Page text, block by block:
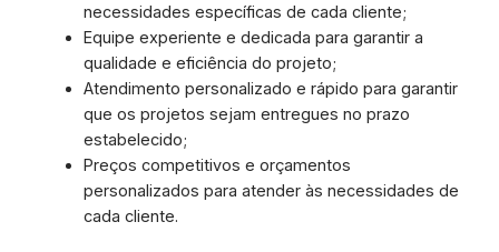
necessidades específicas de cada cliente;
Equipe experiente e dedicada para garantir a
qualidade e eficiência do projeto;
Atendimento personalizado e rápido para garantir
que os projetos sejam entregues no prazo
estabelecido;
Preços competitivos e orçamentos
personalizados para atender às necessidades de
cada cliente.